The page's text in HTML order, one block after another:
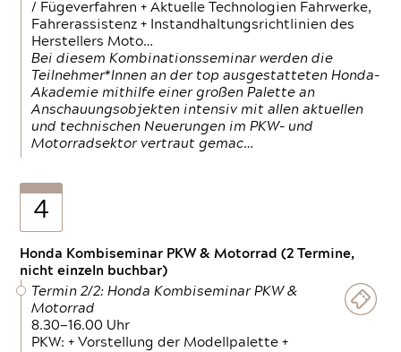
/ Fügeverfahren + Aktuelle Technologien Fahrwerke,
Fahrerassistenz + Instandhaltungsrichtlinien des
Herstellers Moto…
Bei diesem Kombinationsseminar werden die
Teilnehmer*Innen an der top ausgestatteten Honda-
Akademie mithilfe einer großen Palette an
Anschauungsobjekten intensiv mit allen aktuellen
und technischen Neuerungen im PKW- und
Motorradsektor vertraut gemac…
4
Honda Kombiseminar PKW & Motorrad (2 Termine,
nicht einzeln buchbar)
Termin 2/2: Honda Kombiseminar PKW &
Motorrad
8.30—16.00 Uhr
PKW: + Vorstellung der Modellpalette +